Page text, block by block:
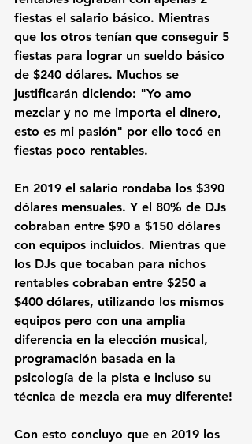
fiestas el salario básico. Mientras
que los otros tenían que conseguir 5
fiestas para lograr un sueldo básico
de $240 dólares. Muchos se
justificarán diciendo: "Yo amo
mezclar y no me importa el dinero,
esto es mi pasión" por ello tocó en
fiestas poco rentables.
En 2019 el salario rondaba los $390
dólares mensuales. Y el 80% de DJs
cobraban entre $90 a $150 dólares
con equipos incluidos. Mientras que
los DJs que tocaban para nichos
rentables cobraban entre $250 a
$400 dólares, utilizando los mismos
equipos pero con una amplia
diferencia en la elección musical,
programación basada en la
psicología de la pista e incluso su
técnica de mezcla era muy diferente!
Con esto concluyo que en 2019 los